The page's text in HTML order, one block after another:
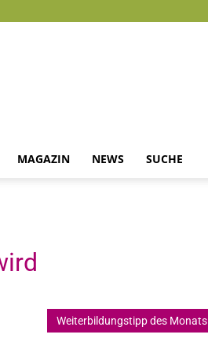
MAGAZIN NEWS SUCHE
Weiterbildungstipp des Monats